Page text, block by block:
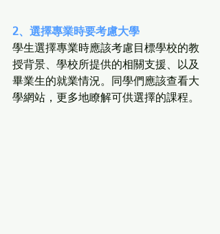
2、選擇專業時要考慮大學
學生選擇專業時應該考慮目標學校的教
授背景、學校所提供的相關支援、以及
畢業生的就業情況。同學們應該查看大
學網站，更多地瞭解可供選擇的課程。